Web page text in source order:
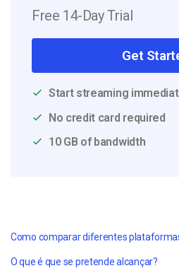
Free 14-Day Trial
Get
Start streaming
No credit card required
10 GB of bandwidth
Como comparar diferentes
O que é que se pretende alcançar?